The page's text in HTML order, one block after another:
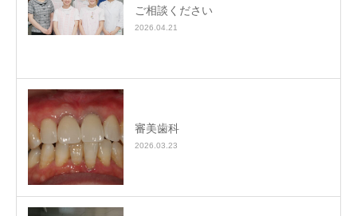
ご相談ください
2026.04.21
審美歯科
2026.03.23